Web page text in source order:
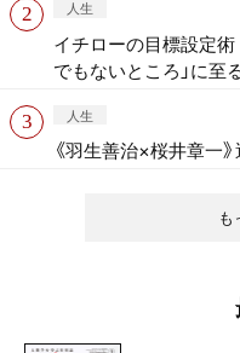
も
人生
イチローの目標設定
でもないところ」に至
人生
《羽生善治×桜井章一